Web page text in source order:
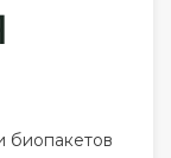
биопакетов